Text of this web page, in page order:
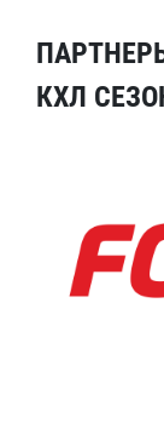
КХЛ